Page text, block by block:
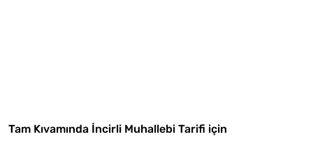
Tam Kıvamında İncirli Muhallebi Tarifi için